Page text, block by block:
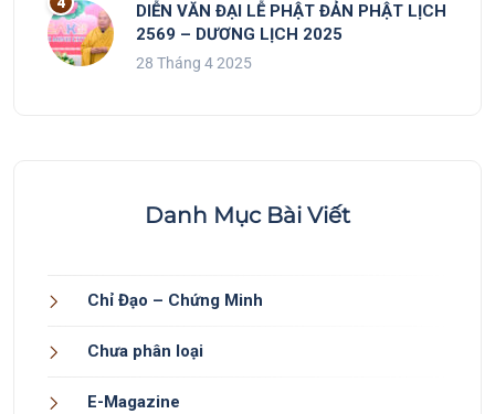
DIỄN VĂN ĐẠI LỄ PHẬT ĐẢN PHẬT LỊCH
2569 – DƯƠNG LỊCH 2025
28 Tháng 4 2025
Danh Mục Bài Viết
Chỉ Đạo – Chứng Minh
Chưa phân loại
E-Magazine